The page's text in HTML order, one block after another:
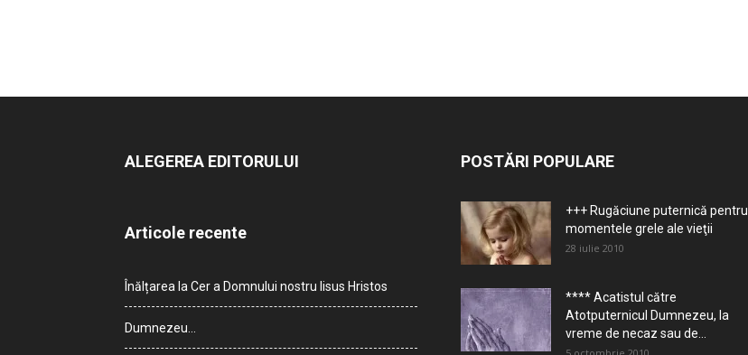
ALEGEREA EDITORULUI
Articole recente
Înălțarea la Cer a Domnului nostru Iisus Hristos
Dumnezeu…
POSTĂRI POPULARE
+++ Rugăciune puternică pentru
momentele grele ale vieţii
28 iulie 2010
**** Acatistul către
Atotputernicul Dumnezeu, la
vreme de necaz sau de...